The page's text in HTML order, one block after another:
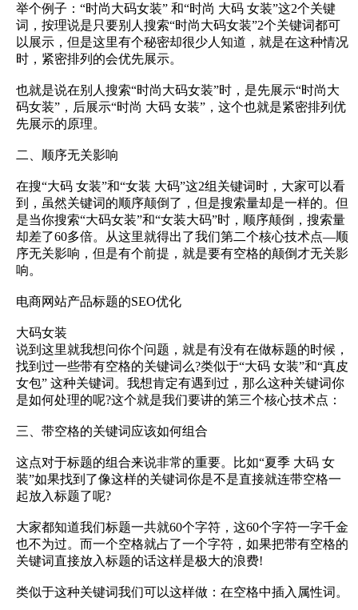
举个例子：“时尚大码女装” 和“时尚 大码 女装”这2个关键
词，按理说是只要别人搜索“时尚大码女装”2个关键词都可
以展示，但是这里有个秘密却很少人知道，就是在这种情况
时，紧密排列的会优先展示。
也就是说在别人搜索“时尚大码女装”时，是先展示“时尚大
码女装”，后展示“时尚 大码 女装”，这个也就是紧密排列优
先展示的原理。
二、顺序无关影响
在搜“大码 女装”和“女装 大码”这2组关键词时，大家可以看
到，虽然关键词的顺序颠倒了，但是搜索量却是一样的。但
是当你搜索“大码女装”和“女装大码”时，顺序颠倒，搜索量
却差了60多倍。从这里就得出了我们第二个核心技术点—顺
序无关影响，但是有个前提，就是要有空格的颠倒才无关影
响。
电商网站产品标题的SEO优化
大码女装
说到这里就我想问你个问题，就是有没有在做标题的时候，
找到过一些带有空格的关键词么?类似于“大码 女装”和“真皮
女包” 这种关键词。我想肯定有遇到过，那么这种关键词你
是如何处理的呢?这个就是我们要讲的第三个核心技术点：
三、带空格的关键词应该如何组合
这点对于标题的组合来说非常的重要。比如“夏季 大码 女
装”如果找到了像这样的关键词你是不是直接就连带空格一
起放入标题了呢?
大家都知道我们标题一共就60个字符，这60个字符一字千金
也不为过。而一个空格就占了一个字符，如果把带有空格的
关键词直接放入标题的话这样是极大的浪费!
类似于这种关键词我们可以这样做：在空格中插入属性词。